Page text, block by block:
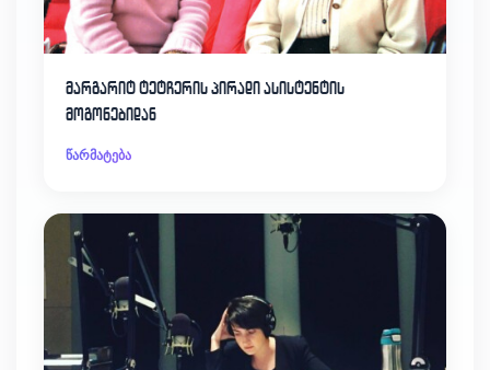
მარგარიტ ტეტჩერის პირადი ასისტენტის
მოგონებიდან
წარმატება